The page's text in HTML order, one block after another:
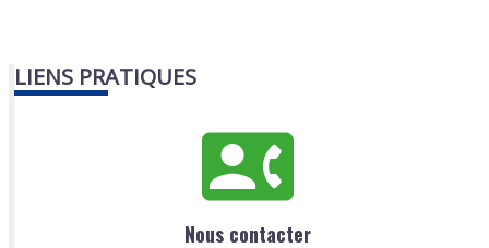
LIENS PRATIQUES
Nous contacter